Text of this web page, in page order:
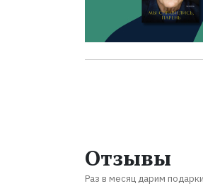
Отзывы
Раз в месяц дарим